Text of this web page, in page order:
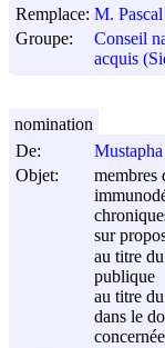
Remplace: M.
Groupe:
Conseil
acquis
De:
Objet:
membres
sur
au titre
publique
au titre
dans le
nomination